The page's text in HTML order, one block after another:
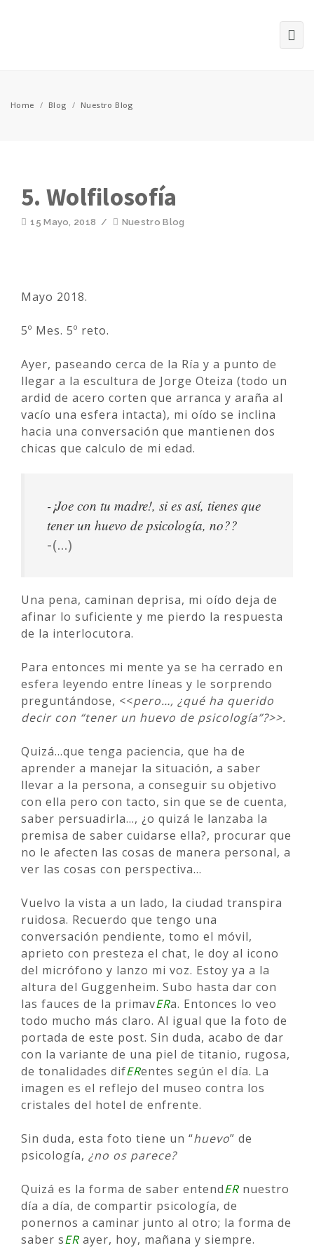
Home / Blog / Nuestro Blog
5. Wolfilosofía
15 Mayo, 2018 / Nuestro Blog
Mayo 2018.
5º Mes. 5º reto.
Ayer, paseando cerca de la Ría y a punto de
llegar a la escultura de Jorge Oteiza (todo un
ardid de acero corten que arranca y araña al
vacío una esfera intacta), mi oído se inclina
hacia una conversación que mantienen dos
chicas que calculo de mi edad.
-¡Joe con tu madre!, si es así, tienes que
tener un huevo de psicología, no??
-(…)
Una pena, caminan deprisa, mi oído deja de
afinar lo suficiente y me pierdo la respuesta
de la interlocutora.
Para entonces mi mente ya se ha cerrado en
esfera leyendo entre líneas y le sorprendo
preguntándose, <<pero…, ¿qué ha querido
decir con “tener un huevo de psicología”?>>.
Quizá…que tenga paciencia, que ha de
aprender a manejar la situación, a saber
llevar a la persona, a conseguir su objetivo
con ella pero con tacto, sin que se de cuenta,
saber persuadirla…, ¿o quizá le lanzaba la
premisa de saber cuidarse ella?, procurar que
no le afecten las cosas de manera personal, a
ver las cosas con perspectiva…
Vuelvo la vista a un lado, la ciudad transpira
ruidosa. Recuerdo que tengo una
conversación pendiente, tomo el móvil,
aprieto con presteza el chat, le doy al icono
del micrófono y lanzo mi voz. Estoy ya a la
altura del Guggenheim. Subo hasta dar con
las fauces de la primavERa. Entonces lo veo
todo mucho más claro. Al igual que la foto de
portada de este post. Sin duda, acabo de dar
con la variante de una piel de titanio, rugosa,
de tonalidades difERentes según el día. La
imagen es el reflejo del museo contra los
cristales del hotel de enfrente.
Sin duda, esta foto tiene un “huevo” de
psicología, ¿no os parece?
Quizá es la forma de saber entendER nuestro
día a día, de compartir psicología, de
ponernos a caminar junto al otro; la forma de
saber sER ayer, hoy, mañana y siempre.